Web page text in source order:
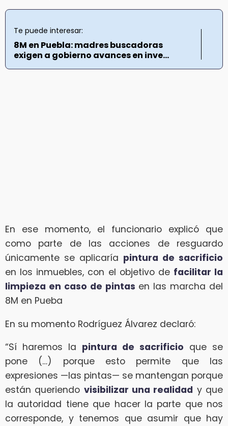
Te puede interesar:
8M en Puebla: madres buscadoras
exigen a gobierno avances en inve...
En ese momento, el funcionario explicó que
como parte de las acciones de resguardo
únicamente se aplicaría pintura de sacrificio
en los inmuebles, con el objetivo de facilitar la
limpieza en caso de pintas en las marcha del
8M en Pueba
En su momento Rodríguez Álvarez declaró:
“Sí haremos la pintura de sacrificio que se
pone (…) porque esto permite que las
expresiones —las pintas— se mantengan porque
están queriendo visibilizar una realidad y que
la autoridad tiene que hacer la parte que nos
corresponde, y tenemos que asumir que hay